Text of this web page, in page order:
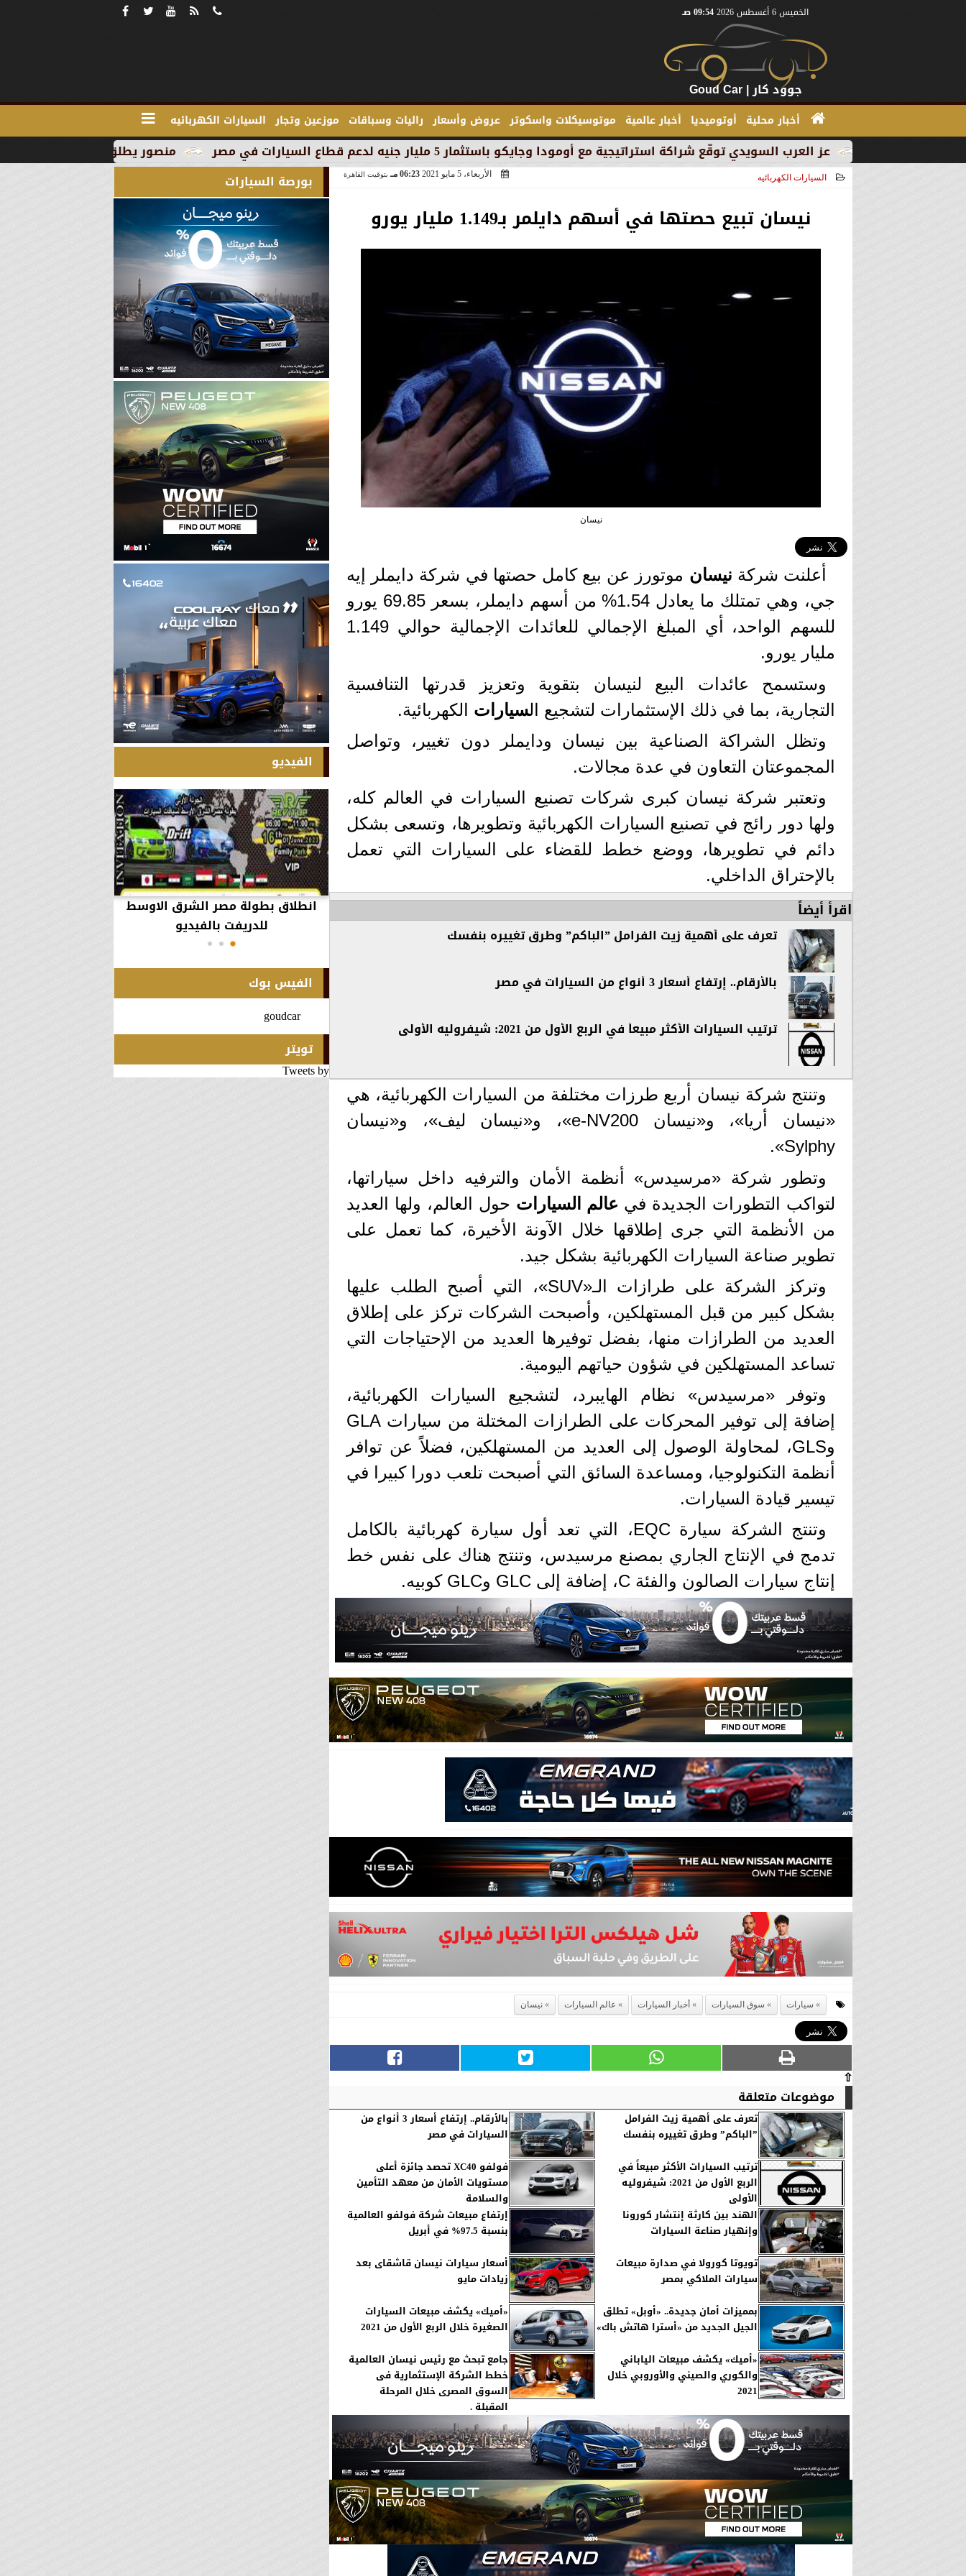
الخميس 6 أغسطس 2026 09:54 صـ
جوود كار | Goud Car
أخبار محلية أوتوميديا أخبار عالمية موتوسيكلات واسكوتر عروض وأسعار راليات وسباقات موزعين وتجار السيارات الكهربائيه
منصور يطلق MG RX9 PHEV الجديدة كليًا في السوق المصري كأول سيارة Plug-in Hybrid من العلامة عز العرب السويدي توقّع شراكة استراتيجية مع أومودا وجايكو باستثمار 5 مليار جنيه لدعم قطاع السيارات في مصر
السيارات الكهربائيه الأربعاء، 5 مايو 2021 06:23 مـ بتوقيت القاهرة
نيسان تبيع حصتها في أسهم دايلمر بـ1.149 مليار يورو
نيسان
أعلنت شركة نيسان موتورز عن بيع كامل حصتها في شركة دايملر إيه
جي، وهي تمتلك ما يعادل 1.54% من أسهم دايملر، بسعر 69.85 يورو
للسهم الواحد، أي المبلغ الإجمالي للعائدات الإجمالية حوالي 1.149
مليار يورو.
وستسمح عائدات البيع لنيسان بتقوية وتعزيز قدرتها التنافسية
التجارية، بما في ذلك الإستثمارات لتشجيع السيارات الكهربائية.
وتظل الشراكة الصناعية بين نيسان ودايملر دون تغيير، وتواصل
المجموعتان التعاون في عدة مجالات.
وتعتبر شركة نيسان كبرى شركات تصنيع السيارات في العالم كله،
ولها دور رائج في تصنيع السيارات الكهربائية وتطويرها، وتسعى بشكل
دائم في تطويرها، ووضع خطط للقضاء على السيارات التي تعمل
بالإحتراق الداخلي.
اقرأ أيضاً
تعرف على أهمية زيت الفرامل ”الباكم” وطرق تغييره بنفسك
بالأرقام.. إرتفاع أسعار 3 أنواع من السيارات في مصر
ترتيب السيارات الأكثر مبيعاً في الربع الأول من 2021: شيفروليه الأولى
وتنتج شركة نيسان أربع طرزات مختلفة من السيارات الكهربائية، هي
«نيسان أريا»، و«نيسان e-NV200»، و«نيسان ليف»، و«نيسان
Sylphy».
وتطور شركة «مرسيدس» أنظمة الأمان والترفيه داخل سياراتها،
لتواكب التطورات الجديدة في عالم السيارات حول العالم، ولها العديد
من الأنظمة التي جرى إطلاقها خلال الآونة الأخيرة، كما تعمل على
تطوير صناعة السيارات الكهربائية بشكل جيد.
وتركز الشركة على طرازات الـ«SUV»، التي أصبح الطلب عليها
بشكل كبير من قبل المستهلكين، وأصبحت الشركات تركز على إطلاق
العديد من الطرازات منها، بفضل توفيرها العديد من الإحتياجات التي
تساعد المستهلكين في شؤون حياتهم اليومية.
وتوفر «مرسيدس» نظام الهايبرد، لتشجيع السيارات الكهربائية،
إضافة إلى توفير المحركات على الطرازات المختلة من سيارات GLA
وGLS، لمحاولة الوصول إلى العديد من المستهلكين، فضلاً عن توافر
أنظمة التكنولوجيا، ومساعدة السائق التي أصبحت تلعب دورا كبيرا في
تيسير قيادة السيارات.
وتنتج الشركة سيارة EQC، التي تعد أول سيارة كهربائية بالكامل
تدمج في الإنتاج الجاري بمصنع مرسيدس، وتنتج هناك على نفس خط
إنتاج سيارات الصالون والفئة C، إضافة إلى GLC وGLC كوبيه.
سيارات سوق السيارات أخبار السيارات عالم السيارات نيسان
⇧
موضوعات متعلقة
تعرف على أهمية زيت الفرامل
”الباكم” وطرق تغييره بنفسك
بالأرقام.. إرتفاع أسعار 3 أنواع من
السيارات في مصر
ترتيب السيارات الأكثر مبيعاً في
الربع الأول من 2021: شيفروليه
الأولى
فولفو XC40 تحصد جائزة أعلى
مستويات الأمان من معهد التأمين
والسلامة
الهند بين كارثة إنتشار كورونا
وإنهيار صناعة السيارات
إرتفاع مبيعات شركة فولفو العالمية
بنسبة 97.5% في أبريل
تويوتا كورولا في صدارة مبيعات
سيارات الملاكي بمصر
أسعار سيارات نيسان قاشقاى بعد
زيادات مايو
بمميزات أمان جديدة.. «أوبل» تطلق
الجيل الجديد من «أسترا هاتش باك»
«أميك» يكشف مبيعات السيارات
الصغيرة خلال الربع الأول من 2021
«أميك» يكشف مبيعات الياباني
والكوري والصيني والأوروبي خلال
2021
جامع تبحث مع رئيس نيسان العالمية
خطط الشركة الإستثمارية فى
السوق المصرى خلال المرحلة
المقبلة .
بورصة السيارات
الفيديو
في واقعة غريبة، تعطلت سيارة ملك
السويد بعد تحركها لثوانٍ معدودة.
انطلاق بطولة مصر الشرق الاوسط
للدريفت بالفيديو
الفيس بوك
goudcar
تويتر
Tweets by